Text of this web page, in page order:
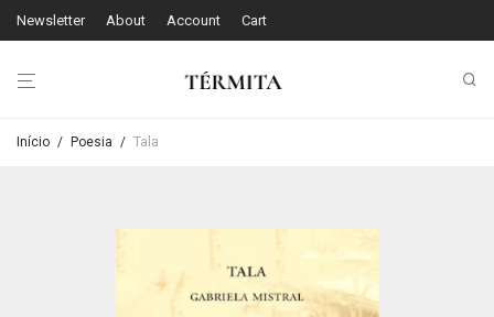
Newsletter About Account Cart
Início / Poesia / Tala